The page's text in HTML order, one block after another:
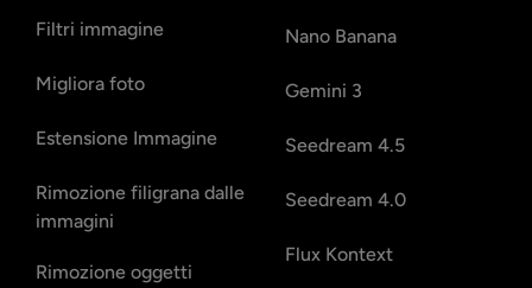
Filtri immagine
Migliora foto
Estensione Immagine
Rimozione filigrana dalle
immagini
Rimozione oggetti
Nano Banana
Gemini 3
Seedream 4.5
Seedream 4.0
Flux Kontext